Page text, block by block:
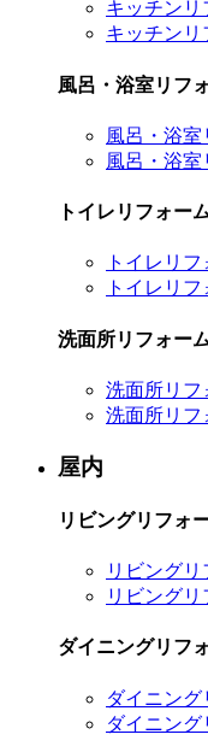
キッチン
キッチンリ
風呂・浴室リフ
風呂・浴
風呂・浴室
トイレリフォー
トイレリ
トイレリ
洗面所リフォー
洗面所リフ
洗面所リフ
屋内
リビングリフォ
リビング
リビング
ダイニングリフ
ダイニン
ダイニング